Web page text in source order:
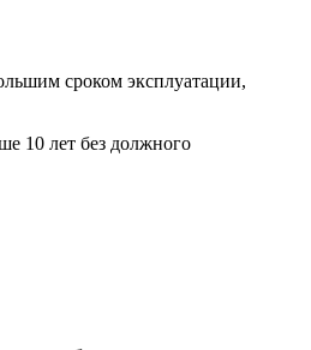
сроком эксплуатации,
10 лет без должного